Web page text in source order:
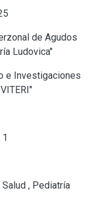
de Agudos
Ludovica"
e Investigaciones
, Pediatría